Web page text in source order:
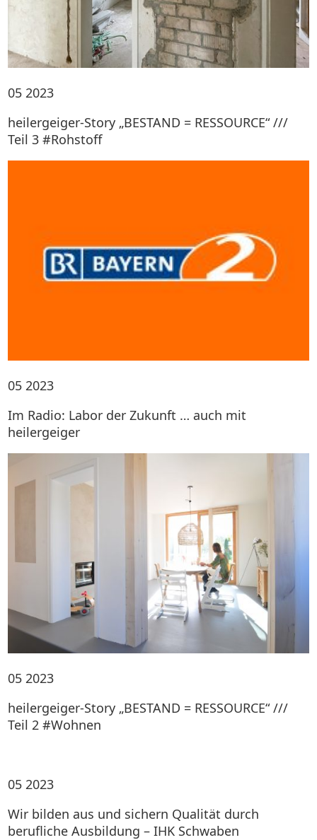
05 2023
heilergeiger-Story „BESTAND = RESSOURCE“ ///
Teil 3 #Rohstoff
05 2023
Im Radio: Labor der Zukunft … auch mit
heilergeiger
05 2023
heilergeiger-Story „BESTAND = RESSOURCE“ ///
Teil 2 #Wohnen
05 2023
Wir bilden aus und sichern Qualität durch
berufliche Ausbildung – IHK Schwaben